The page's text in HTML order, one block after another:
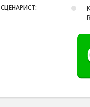
СЦЕНАРИСТ: